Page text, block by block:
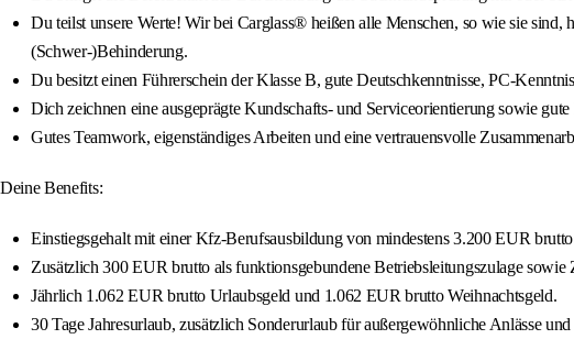
Du teilst unsere Werte! Wir bei Carglass® heißen alle Menschen, so wie sie
(Schwer-)Behinderung.
Du besitzt einen Führerschein der Klasse B, gute Deutschkenntnisse, PC-
Dich zeichnen eine ausgeprägte Kundschafts- und Serviceorientierung sowie
Gutes Teamwork, eigenständiges Arbeiten und eine vertrauensvolle
Deine Benefits:
Einstiegsgehalt mit einer Kfz-Berufsausbildung von mindestens 3.200 EUR
Zusätzlich 300 EUR brutto als funktionsgebundene Betriebsleitungszulage
Jährlich 1.062 EUR brutto Urlaubsgeld und 1.062 EUR brutto Weihnachtsgeld.
30 Tage Jahresurlaub, zusätzlich Sonderurlaub für außergewöhnliche Anlässe